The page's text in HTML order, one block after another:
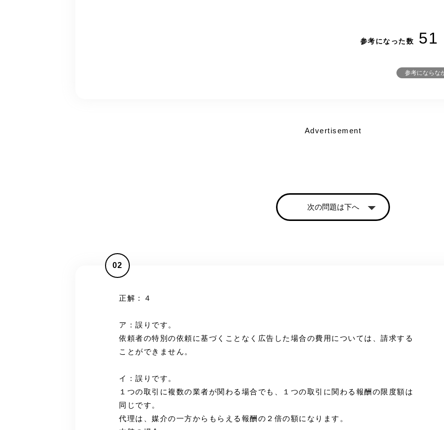
参考になった数 51
参考にならな
Advertisement
次の問題は下へ
02
正解：４
ア：誤りです。
依頼者の特別の依頼に基づくことなく広告した場合の費用については、請求する
ことができません。
イ：誤りです。
１つの取引に複数の業者が関わる場合でも、１つの取引に関わる報酬の限度額は
同じです。
代理は、媒介の一方からもらえる報酬の２倍の額になります。